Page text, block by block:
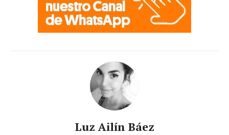
Luz Ailín Báez